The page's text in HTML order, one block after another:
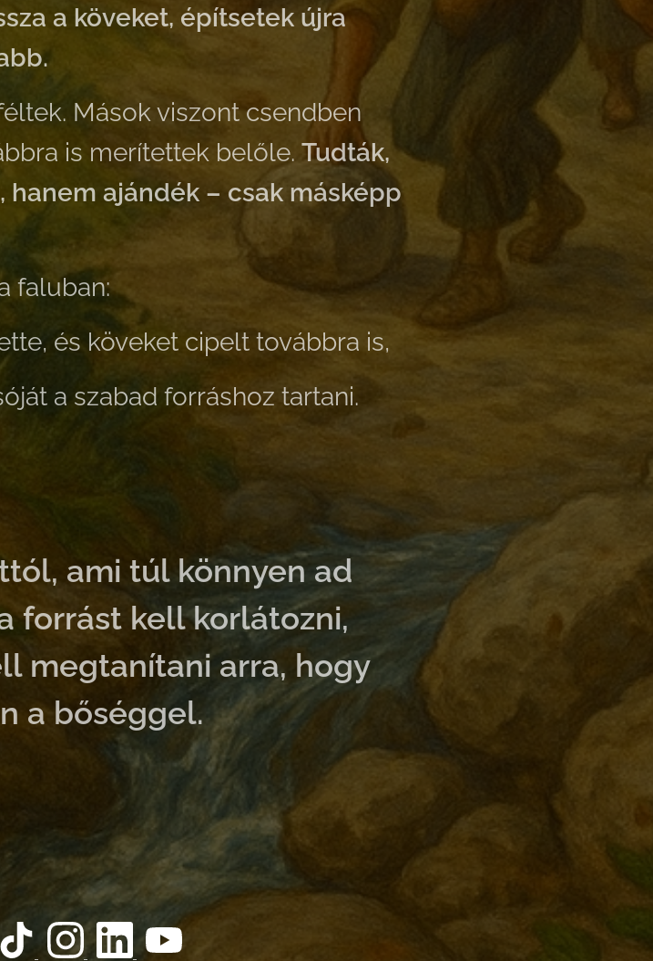
a köveket, építsetek újra
Mások viszont csendben
is merítettek belőle. Tudták,
ajándék – csak másképp
faluban:
és köveket cipelt továbbra is,
a szabad forráshoz tartani.
ami túl könnyen ad
forrást kell korlátozni,
megtanítani arra, hogy
a bőséggel.